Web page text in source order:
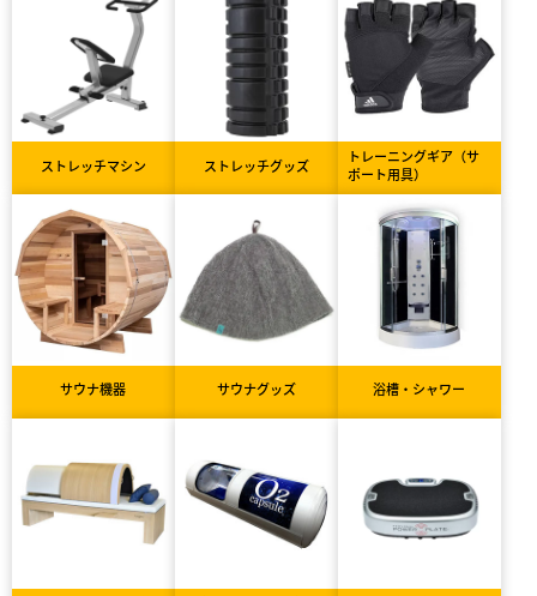
ストレッチマシン ストレッチグッズ
トレーニングギア（サ
ポート用具）
サウナ機器 サウナグッズ 浴槽・シャワー